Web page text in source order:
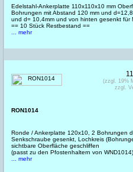
Edelstahl-Ankerplatte 110x110x10 mm
Bohrungen mit Abstand 120 mm und
und d= 10,4mm und von hinten gesenkt für
== 10 Stück Restbestand ==
... mehr
RON1014
Ronde / Ankerplatte 120x10, 2 Bohrungen
Senkschraube gesenkt, Lochkreis
sichtbare Oberfläche geschliffen
(passt zu den Pfostenhaltern von WND1014)
... mehr
(zzgl. 19%
zzgl.